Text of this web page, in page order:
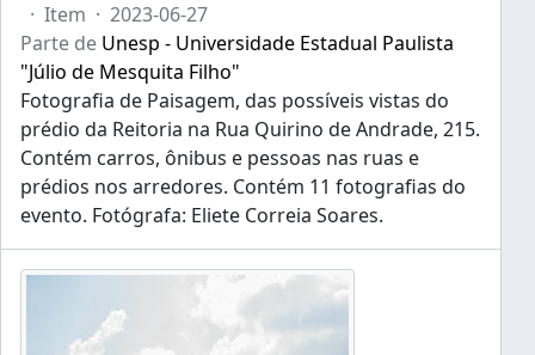
· Item · 2023-06-27
Parte de Unesp - Universidade Estadual Paulista
"Júlio de Mesquita Filho"
Fotografia de Paisagem, das possíveis vistas do
prédio da Reitoria na Rua Quirino de Andrade, 215.
Contém carros, ônibus e pessoas nas ruas e
prédios nos arredores. Contém 11 fotografias do
evento. Fotógrafa: Eliete Correia Soares.